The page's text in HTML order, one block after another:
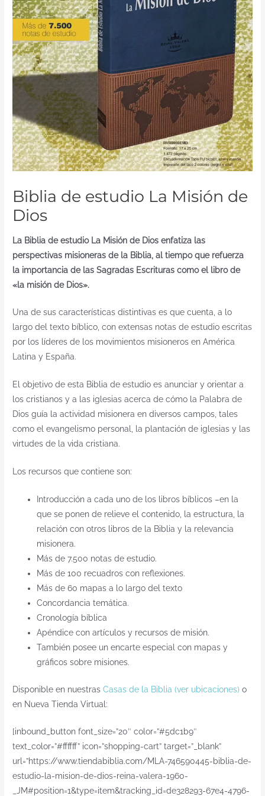
Biblia de estudio La Misión de
Dios
La Biblia de estudio La Misión de Dios enfatiza las
perspectivas misioneras de la Biblia, al tiempo que refuerza
la importancia de las Sagradas Escrituras como el libro de
«la misión de Dios».
Una de sus características distintivas es que cuenta, a lo
largo del texto bíblico, con extensas notas de estudio escritas
por los líderes de los movimientos misioneros en América
Latina y España.
El objetivo de esta Biblia de estudio es anunciar y orientar a
los cristianos y a las iglesias acerca de cómo la Palabra de
Dios guía la actividad misionera en diversos campos, tales
como el evangelismo personal, la plantación de iglesias y las
virtudes de la vida cristiana.
Los recursos que contiene son:
Introducción a cada uno de los libros bíblicos –en la
que se ponen de relieve el contenido, la estructura, la
relación con otros libros de la Biblia y la relevancia
misionera.
Más de 7.500 notas de estudio.
Más de 100 recuadros con reflexiones.
Más de 60 mapas a lo largo del texto
Concordancia temática.
Cronología bíblica
Apéndice con artículos y recursos de misión.
También posee un encarte especial con mapas y
gráficos sobre misiones.
Disponible en nuestrasCasas de la Biblia (ver ubicaciones)o
en Nueva Tienda Virtual:
[inbound_button font_size=”20″ color=”#5dc1b9″
text_color=”#ffffff” icon=”shopping-cart” target=”_blank”
url=”https://www.tiendabiblia.com/MLA-746590445-biblia-de-
estudio-la-mision-de-dios-reina-valera-1960-
_JM#position=1&type=item&tracking_id=de328293-67e4-4796-